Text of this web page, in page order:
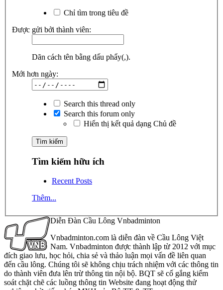
Chỉ tìm trong tiêu đề
Được gửi bởi thành viên:
Dãn cách tên bằng dấu phẩy(,).
Mới hơn ngày:
Search this thread only
Search this forum only
Hiển thị kết quả dạng Chủ đề
Tìm kiếm hữu ích
Recent Posts
Thêm...
Diễn Đàn Cầu Lông Vnbadminton
Vnbadminton.com là diễn đàn về Cầu Lông Việt
Nam. Vnbadminton được thành lập từ 2012 với mục
đích giao lưu, học hỏi, chia sẻ và thảo luận mọi vấn đề liên quan
đến cầu lông. Chúng tôi sẽ không chịu trách nhiệm với các thông tin
do thành viên đưa lên trừ thông tin nội bộ. BQT sẽ cố gắng kiểm
soát chặt chẽ các luồng thông tin Website đang hoạt động thử